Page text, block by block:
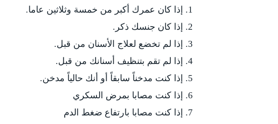
إذا كان عمرك أكبر من خمسة وثلاثين عاما.
إذا كان جنسك ذكر.
إذا لم تخضع لعلاج الأسنان من قبل.
إذا لم تقم بتنظيف أسنانك من قبل.
إذا كنت مدخناً سابقاً أو أنك حالياً مدخن.
إذا كنت مصابا بمرض السكري
إذا كنت مصابا بارتفاع ضغط الدم